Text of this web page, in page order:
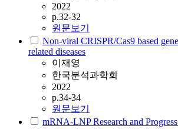
2022
p.32-32
원문보기
Non-viral CRISPR/Cas9 based
related diseases
이재영
한국분석과학회
2022
p.34-34
원문보기
mRNA-LNP Research and